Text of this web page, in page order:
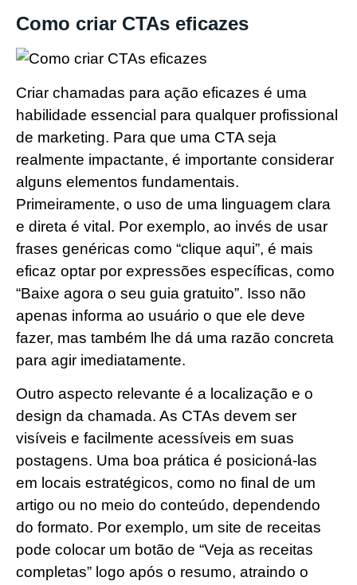
Como criar CTAs eficazes
Criar chamadas para ação eficazes é uma
habilidade essencial para qualquer profissional
de marketing. Para que uma CTA seja
realmente impactante, é importante considerar
alguns elementos fundamentais.
Primeiramente, o uso de uma linguagem clara
e direta é vital. Por exemplo, ao invés de usar
frases genéricas como “clique aqui”, é mais
eficaz optar por expressões específicas, como
“Baixe agora o seu guia gratuito”. Isso não
apenas informa ao usuário o que ele deve
fazer, mas também lhe dá uma razão concreta
para agir imediatamente.
Outro aspecto relevante é a localização e o
design da chamada. As CTAs devem ser
visíveis e facilmente acessíveis em suas
postagens. Uma boa prática é posicioná-las
em locais estratégicos, como no final de um
artigo ou no meio do conteúdo, dependendo
do formato. Por exemplo, um site de receitas
pode colocar um botão de “Veja as receitas
completas” logo após o resumo, atraindo o